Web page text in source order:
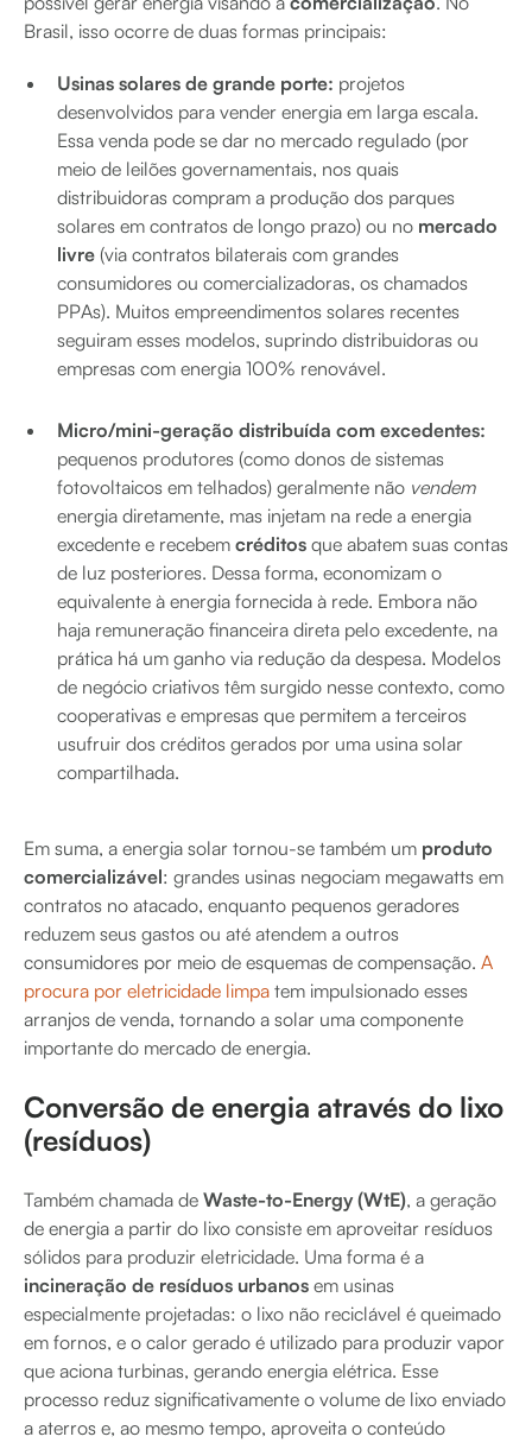
Brasil, isso ocorre de duas formas principais:
Usinas solares de grande porte: projetos
desenvolvidos para vender energia em larga escala.
Essa venda pode se dar no mercado regulado (por
meio de leilões governamentais, nos quais
distribuidoras compram a produção dos parques
solares em contratos de longo prazo) ou no mercado
livre (via contratos bilaterais com grandes
consumidores ou comercializadoras, os chamados
PPAs). Muitos empreendimentos solares recentes
seguiram esses modelos, suprindo distribuidoras ou
empresas com energia 100% renovável.
Micro/mini-geração distribuída com excedentes:
pequenos produtores (como donos de sistemas
fotovoltaicos em telhados) geralmente não vendem
energia diretamente, mas injetam na rede a energia
excedente e recebem créditos que abatem suas contas
de luz posteriores. Dessa forma, economizam o
equivalente à energia fornecida à rede. Embora não
haja remuneração financeira direta pelo excedente, na
prática há um ganho via redução da despesa. Modelos
de negócio criativos têm surgido nesse contexto, como
cooperativas e empresas que permitem a terceiros
usufruir dos créditos gerados por uma usina solar
compartilhada.
Em suma, a energia solar tornou-se também um produto
comercializável: grandes usinas negociam megawatts em
contratos no atacado, enquanto pequenos geradores
reduzem seus gastos ou até atendem a outros
consumidores por meio de esquemas de compensação. A
procura por eletricidade limpa tem impulsionado esses
arranjos de venda, tornando a solar uma componente
importante do mercado de energia.
Conversão de energia através do lixo
(resíduos)
Também chamada de Waste-to-Energy (WtE), a geração
de energia a partir do lixo consiste em aproveitar resíduos
sólidos para produzir eletricidade. Uma forma é a
incineração de resíduos urbanos em usinas
especialmente projetadas: o lixo não reciclável é queimado
em fornos, e o calor gerado é utilizado para produzir vapor
que aciona turbinas, gerando energia elétrica. Esse
processo reduz significativamente o volume de lixo enviado
a aterros e, ao mesmo tempo, aproveita o conteúdo